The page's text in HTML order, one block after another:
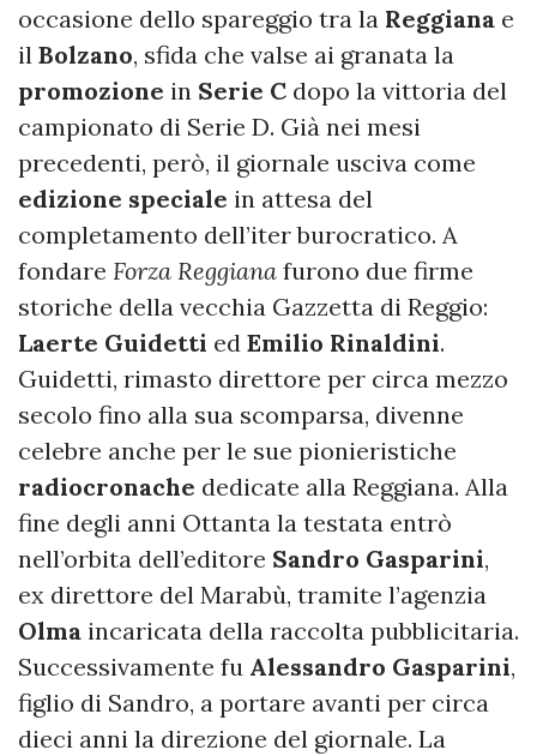
occasione dello spareggio tra la Reggiana e
il Bolzano, sfida che valse ai granata la
promozione in Serie C dopo la vittoria del
campionato di Serie D. Già nei mesi
precedenti, però, il giornale usciva come
edizione speciale in attesa del
completamento dell’iter burocratico. A
fondare Forza Reggiana furono due firme
storiche della vecchia Gazzetta di Reggio:
Laerte Guidetti ed Emilio Rinaldini.
Guidetti, rimasto direttore per circa mezzo
secolo fino alla sua scomparsa, divenne
celebre anche per le sue pionieristiche
radiocronache dedicate alla Reggiana. Alla
fine degli anni Ottanta la testata entrò
nell’orbita dell’editore Sandro Gasparini,
ex direttore del Marabù, tramite l’agenzia
Olma incaricata della raccolta pubblicitaria.
Successivamente fu Alessandro Gasparini,
figlio di Sandro, a portare avanti per circa
dieci anni la direzione del giornale. La